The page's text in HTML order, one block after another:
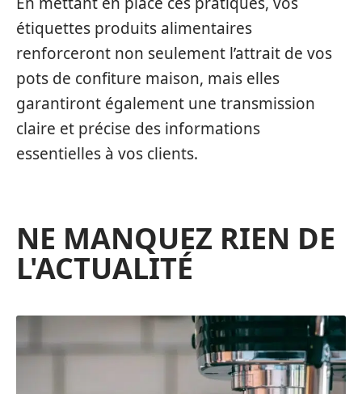
étiquettes produits alimentaires
renforceront non seulement l’attrait de vos
pots de confiture maison, mais elles
garantiront également une transmission
claire et précise des informations
essentielles à vos clients.
NE MANQUEZ RIEN DE
L'ACTUALITÉ